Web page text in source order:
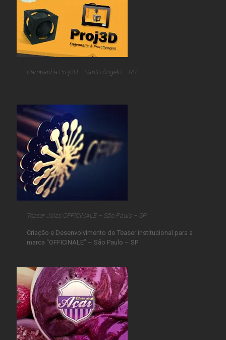
Campanha Proj3D – Santo Ângelo – RS
Teaser Jóias OFFICINALE – São Paulo – SP
Criação e Desenvolvimento do Teaser institucional para a
marca “OFFICINALE” – São Paulo – SP